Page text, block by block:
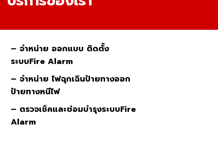
– จำหน่าย ออกแบบ ติดตั้ง
ระบบFire Alarm
– จำหน่าย ไฟฉุกเฉินป้ายทางออก
ป้ายทางหนีไฟ
– ตรวจเช็คและซ่อมบำรุงระบบFire
Alarm